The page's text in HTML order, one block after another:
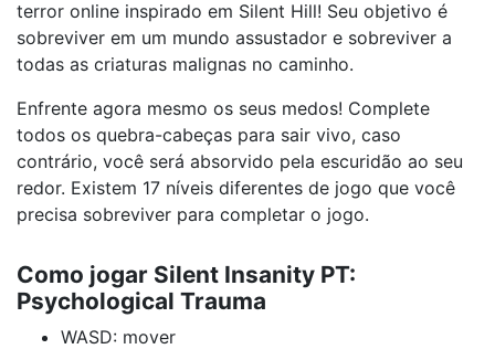
terror online inspirado em Silent Hill! Seu objetivo é
sobreviver em um mundo assustador e sobreviver a
todas as criaturas malignas no caminho.
Enfrente agora mesmo os seus medos! Complete
todos os quebra-cabeças para sair vivo, caso
contrário, você será absorvido pela escuridão ao seu
redor. Existem 17 níveis diferentes de jogo que você
precisa sobreviver para completar o jogo.
Como jogar Silent Insanity PT:
Psychological Trauma
WASD: mover